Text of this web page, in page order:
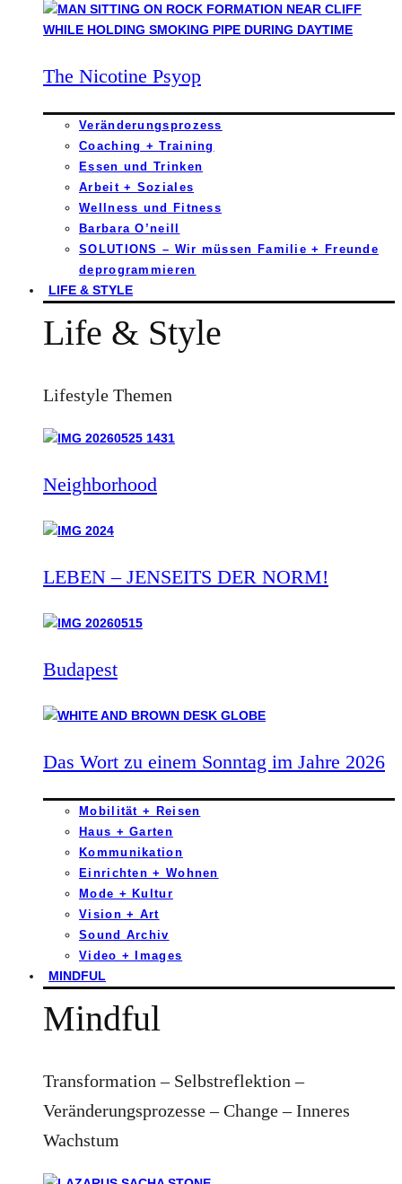
The Nicotine Psyop
Veränderungsprozess
Coaching + Training
Essen und Trinken
Arbeit + Soziales
Wellness und Fitness
Barbara O’neill
SOLUTIONS – Wir müssen Familie + Freunde
deprogrammieren
LIFE & STYLE
Life & Style
Lifestyle Themen
Neighborhood
LEBEN – JENSEITS DER NORM!
Budapest
Das Wort zu einem Sonntag im Jahre 2026
Mobilität + Reisen
Haus + Garten
Kommunikation
Einrichten + Wohnen
Mode + Kultur
Vision + Art
Sound Archiv
Video + Images
MINDFUL
Mindful
Transformation – Selbstreflektion –
Veränderungsprozesse – Change – Inneres
Wachstum